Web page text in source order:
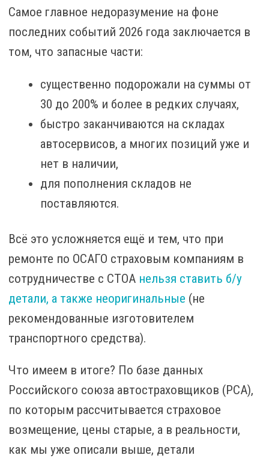
Самое главное недоразумение на фоне
последних событий 2026 года заключается в
том, что запасные части:
существенно подорожали на суммы от
30 до 200% и более в редких случаях,
быстро заканчиваются на складах
автосервисов, а многих позиций уже и
нет в наличии,
для пополнения складов не
поставляются.
Всё это усложняется ещё и тем, что при
ремонте по ОСАГО страховым компаниям в
сотрудничестве с СТОА нельзя ставить б/у
детали, а также неоригинальные (не
рекомендованные изготовителем
транспортного средства).
Что имеем в итоге? По базе данных
Российского союза автостраховщиков (РСА),
по которым рассчитывается страховое
возмещение, цены старые, а в реальности,
как мы уже описали выше, детали